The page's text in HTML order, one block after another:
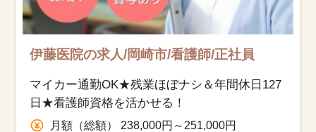
人材をお探しの医療機関・企業様
運営会社
伊藤医院の求人/岡崎市/看護師/正社員
マイカー通勤OK★残業ほぼナシ＆年間休日127
日★看護師資格を活かせる！
月額（総額） 238,000円～251,000円